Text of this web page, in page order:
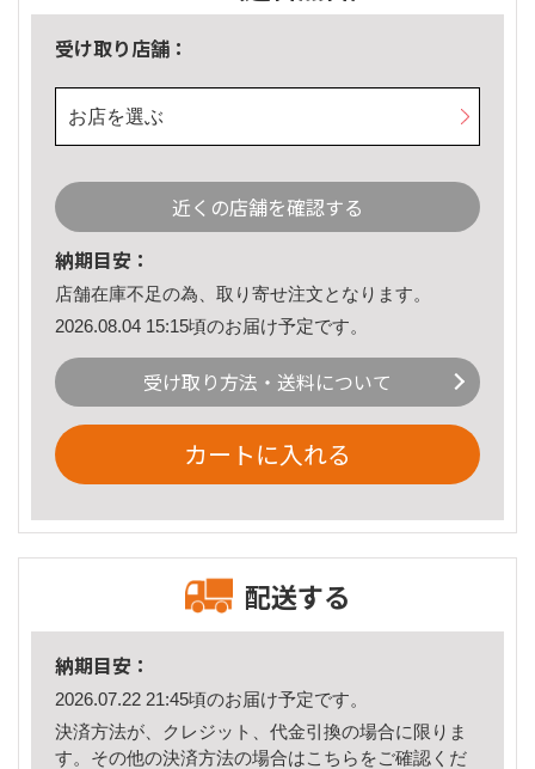
受け取り店舗：
お店を選ぶ
近くの店舗を確認する
納期目安：
店舗在庫不足の為、取り寄せ注文となります。
2026.08.04 15:15頃のお届け予定です。
受け取り方法・送料について
カートに入れる
配送する
納期目安：
2026.07.22 21:45頃のお届け予定です。
決済方法が、クレジット、代金引換の場合に限りま
す。その他の決済方法の場合はこちら をご確認くだ